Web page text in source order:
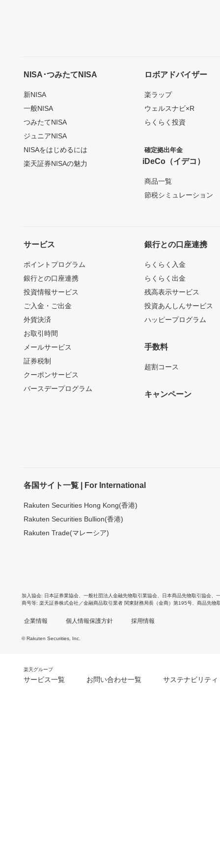
NISA･つみたてNISA
新NISA
一般NISA
つみたてNISA
ジュニアNISA
NISAをはじめるには
楽天証券NISAの魅力
ロボアドバイザー
楽ラップ
ウェルスナビ×R
らくらく投資
確定拠出年金
iDeCo（イデコ）
商品一覧
節税シミュレーション
サービス
ポイントプログラム
銀行との口座連携
投資情報サービス
ご入金・ご出金
外貨決済
お取引時間
メールサービス
証券税制
クーポンサービス
バースデープログラム
銀行との口座連携
らくらく入金
らくらく出金
残高表示サービス
投資あんしんサービス
ハッピープログラム
手数料
超割コース
キャンペーン
各国サイト一覧 | For International
Rakuten Securities Hong Kong(香港)
Rakuten Securities Bullion(香港)
Rakuten Trade(マレーシア)
加入協会 日本証券業協会 一般社団法人金融先物取引業協会 日本商品先物取引協会
商号等 楽天証券株式会社／金融商品取引業者 関東財務局長（金商）第195号、商品先物
企業情報 個人情報保護方針 採用情報
© Rakuten Securities, Inc.
楽天グループ
サービス一覧 お問い合わせ一覧 サステナビリティ